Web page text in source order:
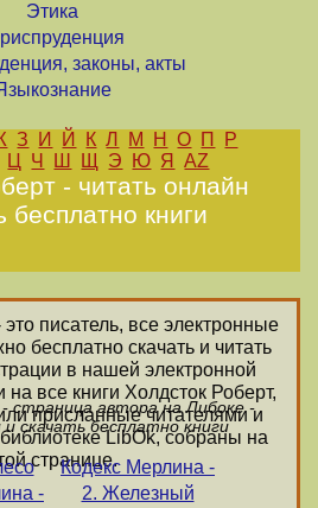
Этика
законы, акты
З И Й К Л М Н О П
Р
Ц Ч Ш Щ Э Ю Я AZ
- читать онлайн
бесплатно книги
писатель, все электронные
бесплатно скачать и читать
в нашей электронной
все книги Холдсток Роберт,
присланные читателями и
LibOk, собраны на
странице.
страница автора на Либоке -
скачать бесплатно книги
-
Кодекс Мерлина -
2. Железный